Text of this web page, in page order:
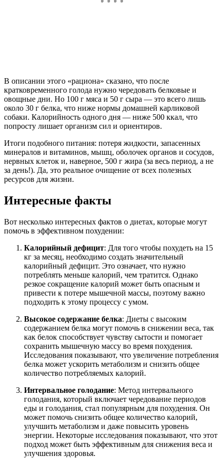
В описании этого «рациона» сказано, что после
кратковременного голода нужно чередовать белковые и
овощные дни. Но 100 г мяса и 50 г сыра — это всего лишь
около 30 г белка, что ниже нормы домашней карликовой
собаки. Калорийность одного дня — ниже 500 ккал, что
попросту лишает организм сил и ориентиров.
Итоги подобного питания: потеря жидкости, запасенных
минералов и витаминов, мышц, оболочек органов и сосудов,
нервных клеток и, наверное, 500 г жира (за весь период, а не
за день!). Да, это реальное очищение от всех полезных
ресурсов для жизни.
Интересные факты
Вот несколько интересных фактов о диетах, которые могут
помочь в эффективном похудении:
Калорийный дефицит: Для того чтобы похудеть на 15
кг за месяц, необходимо создать значительный
калорийный дефицит. Это означает, что нужно
потреблять меньше калорий, чем тратится. Однако
резкое сокращение калорий может быть опасным и
привести к потере мышечной массы, поэтому важно
подходить к этому процессу с умом.
Высокое содержание белка: Диеты с высоким
содержанием белка могут помочь в снижении веса, так
как белок способствует чувству сытости и помогает
сохранить мышечную массу во время похудения.
Исследования показывают, что увеличение потребления
белка может ускорить метаболизм и снизить общее
количество потребляемых калорий.
Интервальное голодание: Метод интервального
голодания, который включает чередование периодов
еды и голодания, стал популярным для похудения. Он
может помочь снизить общее количество калорий,
улучшить метаболизм и даже повысить уровень
энергии. Некоторые исследования показывают, что этот
подход может быть эффективным для снижения веса и
улучшения здоровья.